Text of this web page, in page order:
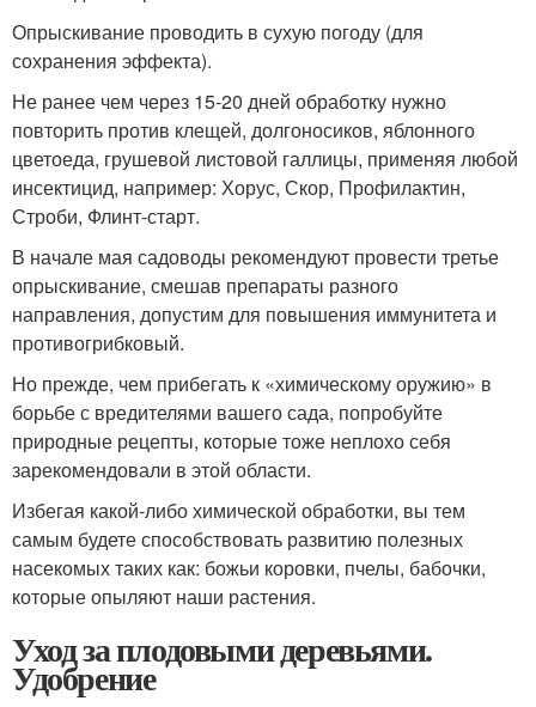
Опрыскивание проводить в сухую погоду (для
сохранения эффекта).
Не ранее чем через 15-20 дней обработку нужно
повторить против клещей, долгоносиков, яблонного
цветоеда, грушевой листовой галлицы, применяя любой
инсектицид, например: Хорус, Скор, Профилактин,
Строби, Флинт-старт.
В начале мая садоводы рекомендуют провести третье
опрыскивание, смешав препараты разного
направления, допустим для повышения иммунитета и
противогрибковый.
Но прежде, чем прибегать к «химическому оружию» в
борьбе с вредителями вашего сада, попробуйте
природные рецепты, которые тоже неплохо себя
зарекомендовали в этой области.
Избегая какой-либо химической обработки, вы тем
самым будете способствовать развитию полезных
насекомых таких как: божьи коровки, пчелы, бабочки,
которые опыляют наши растения.
Уход за плодовыми деревьями.
Удобрение